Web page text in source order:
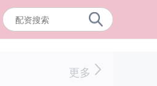
更多